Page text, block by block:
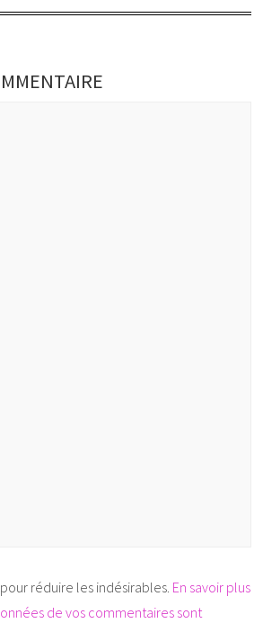
réduire les indésirables. En savoir plus
de vos commentaires sont